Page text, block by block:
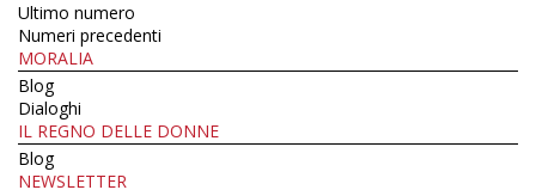
Ultimo numero
Numeri precedenti
MORALIA
Blog
Dialoghi
IL REGNO DELLE DONNE
Blog
NEWSLETTER